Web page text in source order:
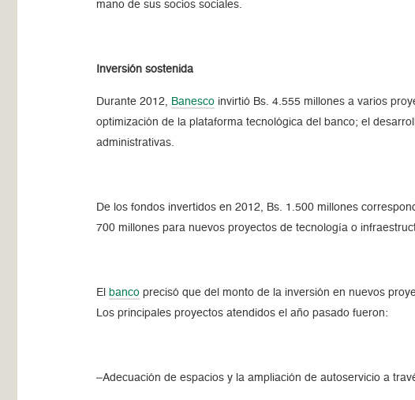
mano de sus socios sociales.
Inversión sostenida
Durante 2012, Banesco invirtió Bs. 4.555 millones a varios
optimización de la plataforma tecnológica del banco; el
administrativas.
De los fondos invertidos en 2012, Bs. 1.500 millones
700 millones para nuevos proyectos de tecnología o
El banco precisó que del monto de la inversión en nuevos
Los principales proyectos atendidos el año pasado fueron:
–Adecuación de espacios y la ampliación de autoservicio a